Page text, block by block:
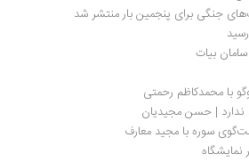
جنگی برای پنجمین بار منتشر شد
سامان بیات
با محمدکاظم رحمتی
ندارد | حسن مجیدیان
سوره با مجید معارف